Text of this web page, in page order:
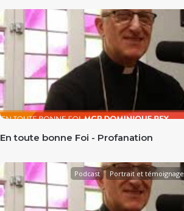
En toute bonne Foi - Profanation
Podcast Portrait et témoignage